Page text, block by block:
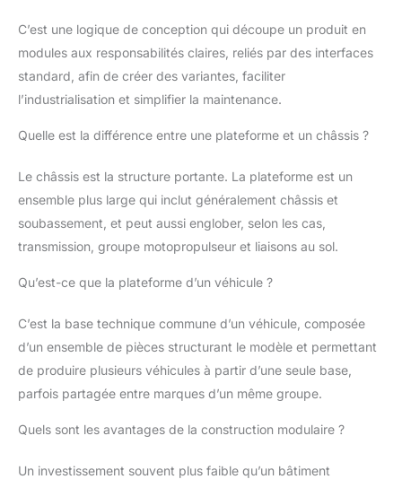
C’est une logique de conception qui découpe un produit en
modules aux responsabilités claires, reliés par des interfaces
standard, afin de créer des variantes, faciliter
l’industrialisation et simplifier la maintenance.
Quelle est la différence entre une plateforme et un châssis ?
Le châssis est la structure portante. La plateforme est un
ensemble plus large qui inclut généralement châssis et
soubassement, et peut aussi englober, selon les cas,
transmission, groupe motopropulseur et liaisons au sol.
Qu’est-ce que la plateforme d’un véhicule ?
C’est la base technique commune d’un véhicule, composée
d’un ensemble de pièces structurant le modèle et permettant
de produire plusieurs véhicules à partir d’une seule base,
parfois partagée entre marques d’un même groupe.
Quels sont les avantages de la construction modulaire ?
Un investissement souvent plus faible qu’un bâtiment